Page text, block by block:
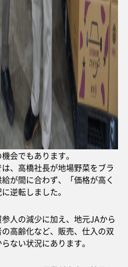
会でもあります。
、高橋社長が地場野菜をブラ
が間に合わず、「価格が高く
逆転しました。
人の減少に加え、地元JAから
高齢化など、販売、仕入の双
ない状況にあります。